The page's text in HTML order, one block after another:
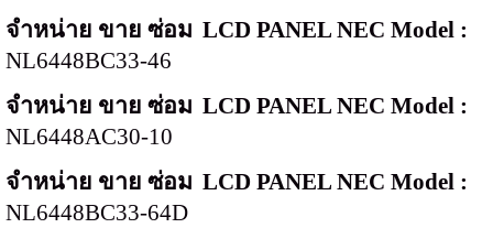
จำหน่าย ขาย ซ่อม LCD PANEL NEC Model :
NL6448BC33-46
จำหน่าย ขาย ซ่อม LCD PANEL NEC Model :
NL6448AC30-10
จำหน่าย ขาย ซ่อม LCD PANEL NEC Model :
NL6448BC33-64D